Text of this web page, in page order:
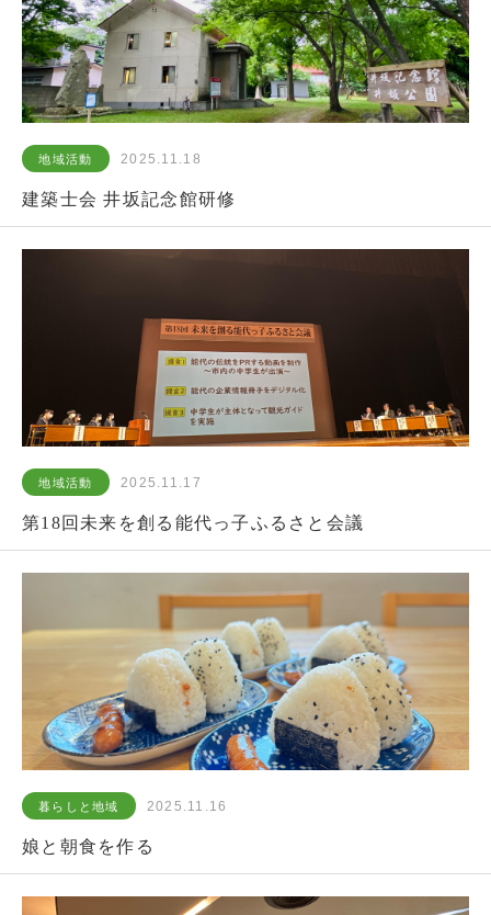
地域活動 2025.11.18
建築士会 井坂記念館研修
地域活動 2025.11.17
第18回未来を創る能代っ子ふるさと会議
暮らしと地域 2025.11.16
娘と朝食を作る